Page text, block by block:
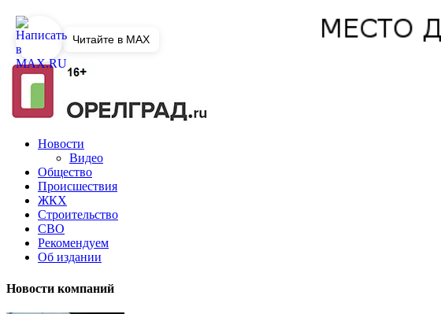
Новости
Видео
Общество
Происшествия
ЖКХ
Строительство
СВО
Рекомендуем
Об издании
Новости компаний
Читайте в MAX